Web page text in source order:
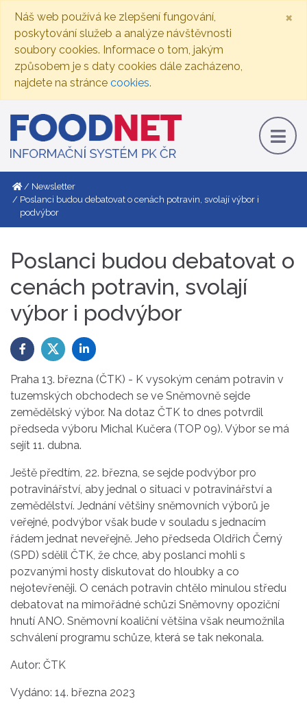
Náš web používá ke zlepšení fungování,
poskytování služeb a analýze návštěvnosti
soubory cookies. Informace o tom, jakým
způsobem je s daty cookies dále zacházeno,
najdete na stránce cookies.
×
Newsletter
Poslanci budou debatovat o cenách potravin, svolají výbor i
podvýbor
Poslanci budou debatovat o
cenách potravin, svolají
výbor i podvýbor
Praha 13. března (ČTK) - K vysokým cenám potravin v
tuzemských obchodech se ve Sněmovně sejde
zemědělský výbor. Na dotaz ČTK to dnes potvrdil
předseda výboru Michal Kučera (TOP 09). Výbor se má
sejít 11. dubna.
Ještě předtím, 22. března, se sejde podvýbor pro
potravinářství, aby jednal o situaci v potravinářství a
zemědělství. Jednání většiny sněmovních výborů je
veřejné, podvýbor však bude v souladu s jednacím
řádem jednat neveřejně. Jeho předseda Oldřich Černý
(SPD) sdělil ČTK, že chce, aby poslanci mohli s
pozvanými hosty diskutovat do hloubky a co
nejotevřeněji. O cenách potravin chtělo minulou středu
debatovat na mimořádné schůzi Sněmovny opoziční
hnutí ANO. Sněmovní koaliční většina však neumožnila
schválení programu schůze, která se tak nekonala.
Autor: ČTK
Vydáno: 14. března 2023